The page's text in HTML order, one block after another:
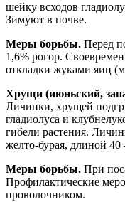
шейку всходов
Зимуют в почве.
Меры борьбы. Перед
1,6% рогор.
откладки жуками яиц
Хрущи (июньский,
Личинки, хрущей
гладиолуса и
гибели растения.
желто-бурая, длиной
Меры борьбы. При
Профилактические
проволочником.